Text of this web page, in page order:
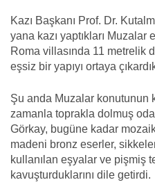
Kazı Başkanı Prof. Dr.
yana kazı yaptıkları
Roma villasında 11 metrelik
eşsiz bir yapıyı ortaya
Şu anda Muzalar konutunun
zamanla toprakla dolmuş
Görkay, bugüne kadar
madeni bronz eserler,
kullanılan eşyalar ve pişmiş
kavuşturduklarını dile getirdi.